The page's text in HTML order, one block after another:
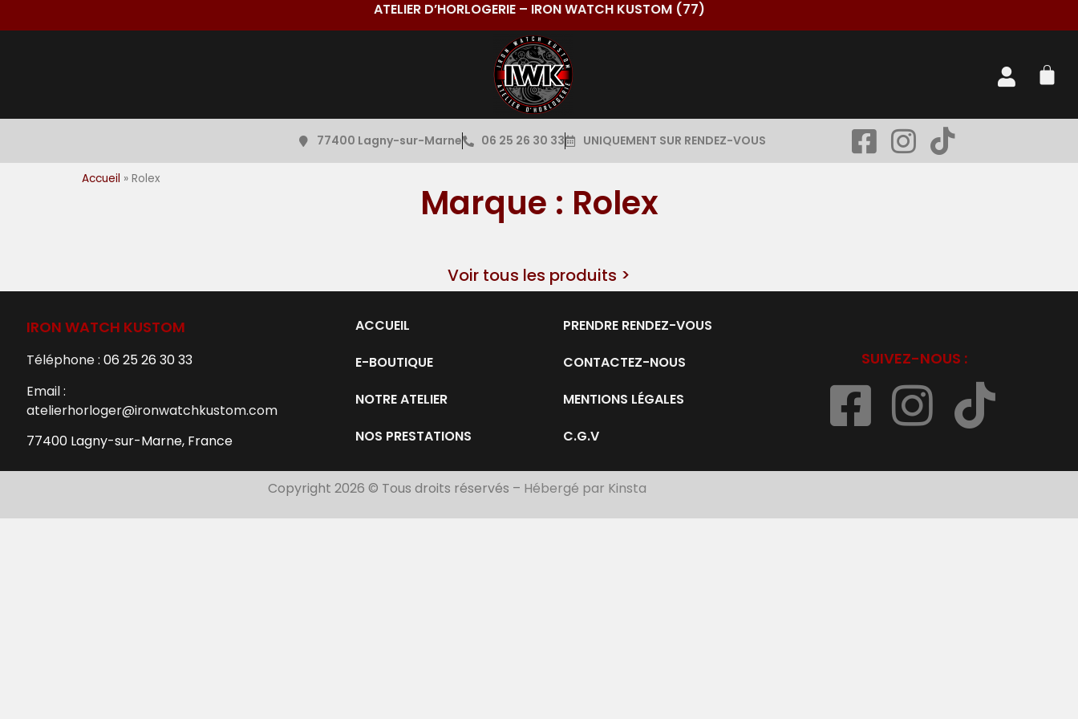
ATELIER D’HORLOGERIE – IRON WATCH KUSTOM (77)
77400 Lagny-sur-Marne 06 25 26 30 33 UNIQUEMENT SUR RENDEZ-VOUS
Accueil » Rolex
Marque : Rolex
Voir tous les produits >
IRON WATCH KUSTOM
Téléphone : 06 25 26 30 33
Email :
atelierhorloger@ironwatchkustom.com
77400 Lagny-sur-Marne, France
ACCUEIL
E-BOUTIQUE
NOTRE ATELIER
NOS PRESTATIONS
PRENDRE RENDEZ-VOUS
CONTACTEZ-NOUS
MENTIONS LÉGALES
C.G.V
SUIVEZ-NOUS :
Copyright 2026 © Tous droits réservés – Hébergé par Kinsta